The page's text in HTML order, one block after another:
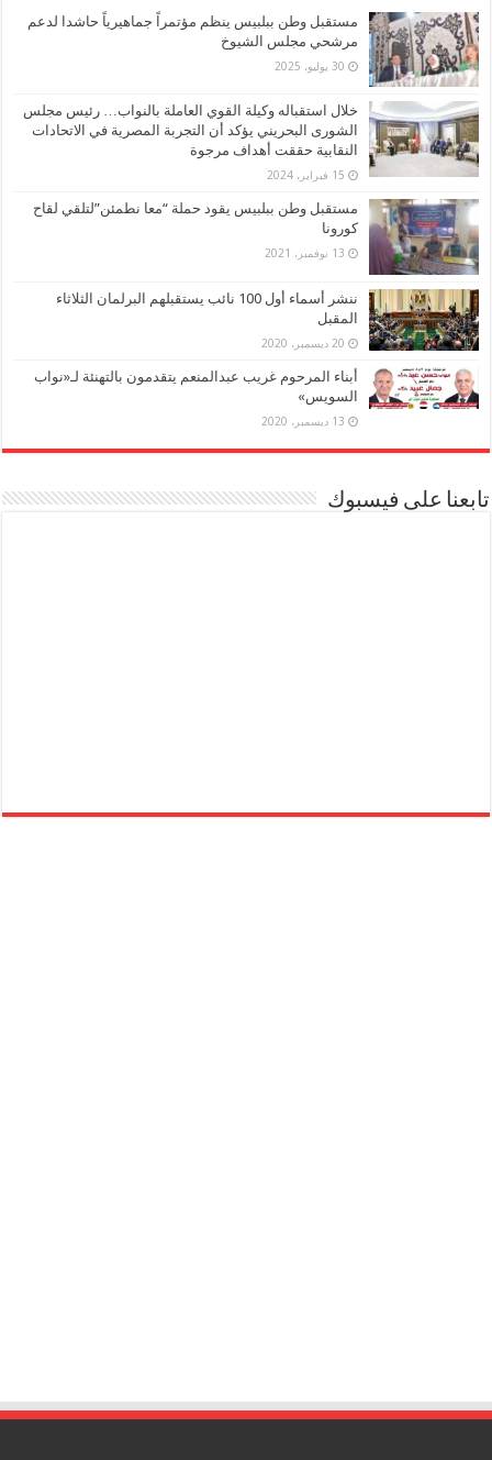
مستقبل وطن ببلبيس ينظم مؤتمراً جماهيرياً حاشدا لدعم
مرشحي مجلس الشيوخ
30 يوليو، 2025
خلال استقباله وكيلة القوي العاملة بالنواب… رئيس مجلس
الشورى البحريني يؤكد أن التجربة المصرية في الاتحادات
النقابية حققت أهداف مرجوة
15 فبراير، 2024
مستقبل وطن ببلبيس يقود حملة “معا نطمئن”لتلقي لقاح
كورونا
13 نوفمبر، 2021
ننشر أسماء أول 100 نائب يستقبلهم البرلمان الثلاثاء
المقبل
20 ديسمبر، 2020
أبناء المرحوم غريب عبدالمنعم يتقدمون بالتهنئة لـ«نواب
السويس»
13 ديسمبر، 2020
تابعنا على فيسبوك